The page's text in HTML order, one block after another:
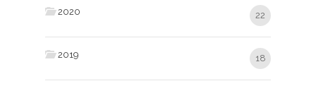
2020 22
2019 18